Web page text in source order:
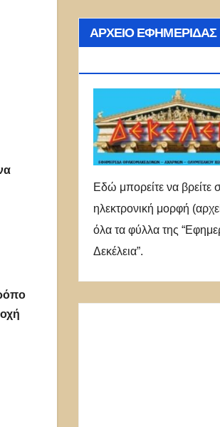
ΑΡΧΕΊΟ ΕΦΗΜΕΡΊΔΑΣ
Εδώ μπορείτε να βρείτε
ηλεκτρονική μορφή
όλα τα φύλλα της
Δεκέλεια”.